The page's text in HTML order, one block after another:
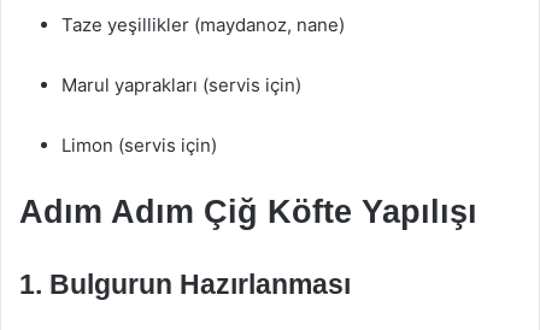
Taze yeşillikler (maydanoz, nane)
Marul yaprakları (servis için)
Limon (servis için)
Adım Adım Çiğ Köfte Yapılışı
1. Bulgurun Hazırlanması